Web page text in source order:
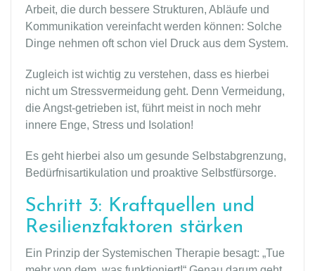
Arbeit, die durch bessere Strukturen, Abläufe und
Kommunikation vereinfacht werden können: Solche
Dinge nehmen oft schon viel Druck aus dem System.
Zugleich ist wichtig zu verstehen, dass es hierbei
nicht um Stressvermeidung geht. Denn Vermeidung,
die Angst-getrieben ist, führt meist in noch mehr
innere Enge, Stress und Isolation!
Es geht hierbei also um gesunde Selbstabgrenzung,
Bedürfnisartikulation und proaktive Selbstfürsorge.
Schritt 3: Kraftquellen und
Resilienzfaktoren stärken
Ein Prinzip der Systemischen Therapie besagt: „Tue